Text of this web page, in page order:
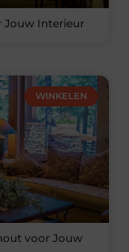
Jouw Interieur
WINKELEN
voor Jouw